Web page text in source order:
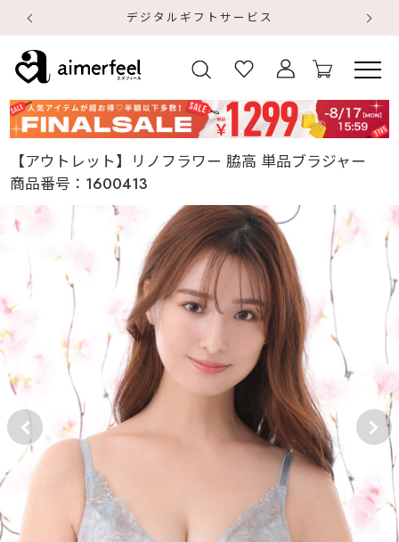
デジタルギフトサービス
【アウトレット】リノフラワー 脇高 単品ブラジャー
商品番号： 1600413